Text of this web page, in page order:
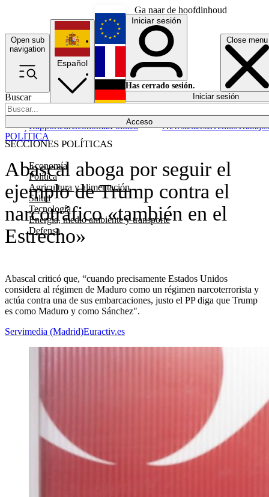
Ga naar de hoofdinhoud
Open sub
navigation
Close menu
Buscar
Acceso
SECCIONES POLÍTICAS
Economía
Política
Agricultura y alimentación
Salud
Tecnología
Energía, medio ambiente y transporte
Defensa
RapporteurEconomíaPolítica NewslettersEventosTrabajos
Español
English
Français
Iniciar sesión
Has cerrado sesión.
Iniciar sesión
Abascal aboga por seguir el
ejemplo de Trump contra el
narcotráfico «también en el
Estrecho»
Abascal criticó que, “cuando precisamente Estados Unidos
considera al régimen de Maduro como un régimen narcoterrorista y
actúa contra una de sus embarcaciones, justo el PP diga que Trump
es como Maduro y como Sánchez".
POLÍTICA
Servimedia (Madrid)Euractiv.es